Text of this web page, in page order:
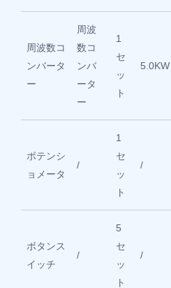
周波数コ
ンバータ
ー
周波
数コ
ンバ
ータ
ー
1
セ
ッ
ト
5.0KW
ポテンシ
ョメータ
/
1
セ
ッ
ト
/
ボタンス
イッチ
/
5
セ
ッ
ト
/